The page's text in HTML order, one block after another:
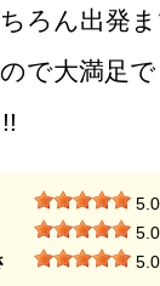
ろん出発ま
で大満足で
5.0
5.0
5.0